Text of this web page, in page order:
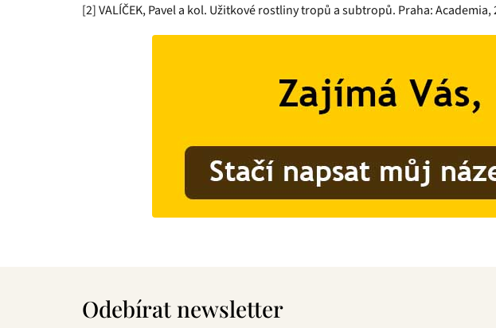
[2] VALÍČEK, Pavel a kol. Užitkové rostliny tropů a subtropů. Praha: Academia,
Odebírat newsletter